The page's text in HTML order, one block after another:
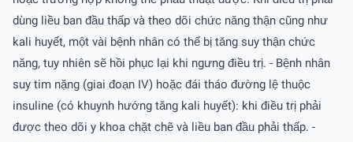
dùng liều ban đầu thấp và theo dõi chức năng thận cũng như
kali huyết, một vài bệnh nhân có thể bị tăng suy thận chức
năng, tuy nhiên sẽ hồi phục lại khi ngưng điều trị. - Bệnh nhân
suy tim nặng (giai đoạn IV) hoặc đái tháo đường lệ thuộc
insuline (có khuynh hướng tăng kali huyết): khi điều trị phải
được theo dõi y khoa chặt chẽ và liều ban đầu phải thấp. -